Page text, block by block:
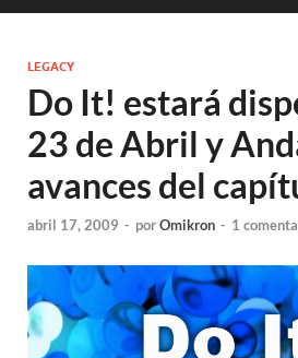
LEGACY
Do It! estará
23 de Abril y
avances del
abril 17, 2009 - porOmikron - 1